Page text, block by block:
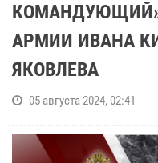
КОМАНДУЮЩИЙ»
АРМИИ ИВАНА
ЯКОВЛЕВА
05 августа 2024, 02:41